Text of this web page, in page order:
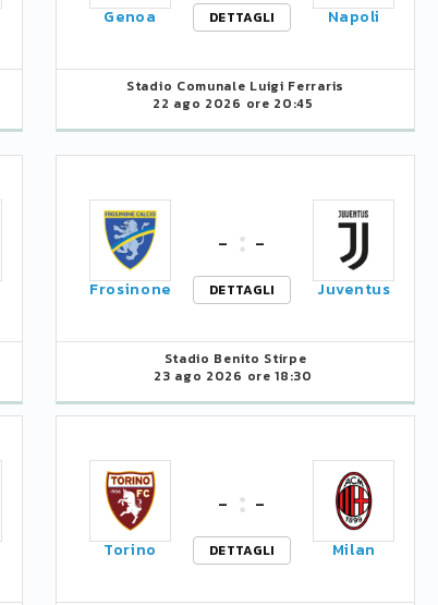
Genoa DETTAGLI Napoli
Stadio Comunale Luigi Ferraris
22 ago 2026 ore 20:45
Frosinone
- -
DETTAGLI Juventus
Stadio Benito Stirpe
23 ago 2026 ore 18:30
Torino
- -
DETTAGLI Milan
SERIE B CLASSIFICA